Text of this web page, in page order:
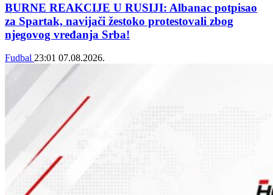
BURNE REAKCIJE U RUSIJI: Albanac potpisao
za Spartak, navijači žestoko protestovali zbog
njegovog vređanja Srba!
Fudbal 23:01 07.08.2026.